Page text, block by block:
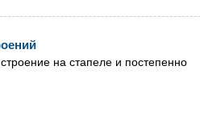
на стапеле и постепенно